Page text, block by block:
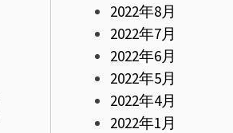
2022年8月
2022年7月
2022年6月
2022年5月
2022年4月
2022年1月